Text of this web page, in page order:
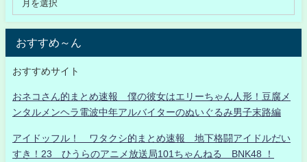
おすすめ～ん
おすすめサイト
おネコさん的まとめ速報 僕の彼女はエリーちゃん人形！豆腐メ
ンタルメンヘラ電波中年アルバイターのぬいぐるみ男子末路編
アイドッフル！ ワタクシ的まとめ速報 地下格闘アイドルだい
すき！23 ひうらのアニメ放送局101ちゃんねる BNK48 ！